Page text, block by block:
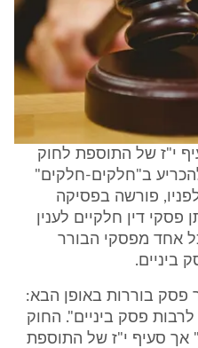
י"ז של התוספת לחוק
ב"חלקים-חלקים"
פורשה בפסיקה
דין חלקיים לענין
אחד מפסקי הבורר
ביניים.
פסק בוררות באופן הבא:
לרבות פסק ביניים". החוק
אך סעיף י"ז של התוספת